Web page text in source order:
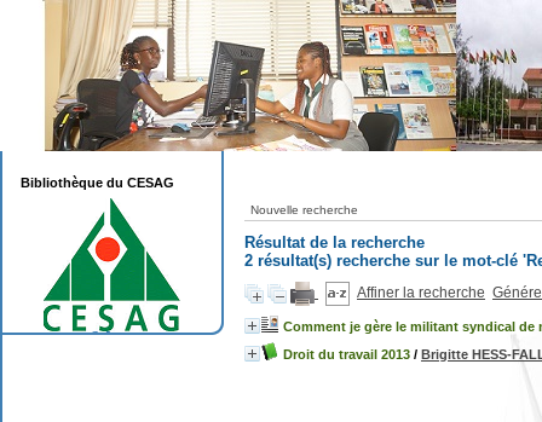
Nouvelle recherche
Résultat de la recherche
2 résultat(s) recherche sur le mot-clé
Affiner la recherche
Comment je gère le militant syndical de
Droit du travail 2013 / Brigitte HESS-
Bibliothèque du CESAG